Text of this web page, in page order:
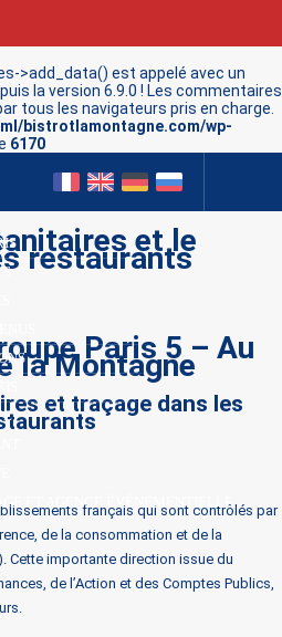
>add_data() est appelé avec un
la version 6.9.0 ! Les commentaires
tous les navigateurs pris en charge.
bistrotlamontagne.com/wp-
6170
ET AGENCE ÉVÉNEMENTIELLE
et le
restaurants
Paris 5 – Au
la Montagne
et traçage dans les
français qui sont contrôlés par
de la consommation et de la
Cette importante direction issue du
de l’Action et des Comptes Publics,